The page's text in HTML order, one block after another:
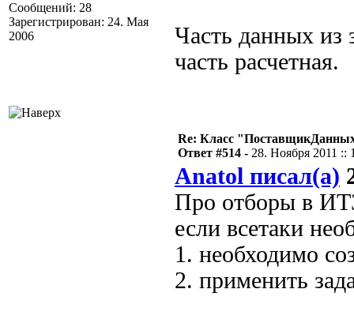
Сообщений: 28
Зарегистрирован: 24. Мая
2006
Часть данных из
часть расчетная.
Re: Класс
Ответ #514 - 28. Ноября 2011 ::
Anatol писал(а)
Про отборы в
если всетаки
1. необходимо
2. применить